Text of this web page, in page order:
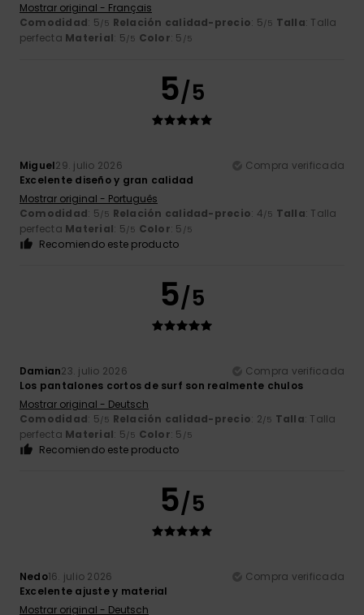
Mostrar original - Français
Comodidad: 5/5 Relación calidad-precio: 5/5 Talla: Talla
perfecta Material: 5/5 Color: 5 /5
5/5
Miguel29. julio 2026
Compra verificada
Excelente diseño y gran calidad
Mostrar original - Português
Comodidad: 5/5 Relación calidad-precio: 4/5 Talla: Talla
perfecta Material: 5/5 Color: 5 /5
Recomiendo este producto
5/5
Damian23. julio 2026
Compra verificada
Los pantalones cortos de surf son realmente chulos
Mostrar original - Deutsch
Comodidad: 5/5 Relación calidad-precio: 2/5 Talla: Talla
perfecta Material: 5/5 Color: 5 /5
Recomiendo este producto
5/5
Nedo16. julio 2026
Compra verificada
Excelente ajuste y material
Mostrar original - Deutsch